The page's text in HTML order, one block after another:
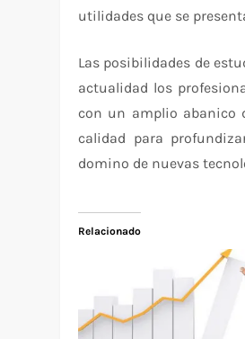
utilidades que se
Las posibilidades de
actualidad los
con un amplio abanico
calidad para
domino de nuevas
Relacionado